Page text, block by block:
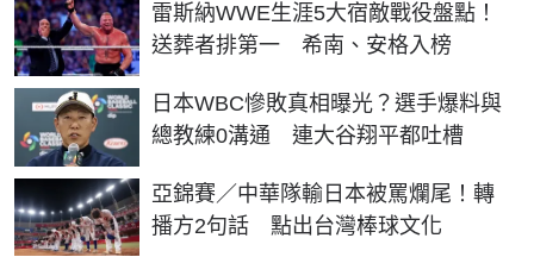
雷斯納WWE生涯5大宿敵戰役盤點！
送葬者排第一 希南、安格入榜
日本WBC慘敗真相曝光？選手爆料與
總教練0溝通 連大谷翔平都吐槽
亞錦賽／中華隊輸日本被罵爛尾！轉
播方2句話 點出台灣棒球文化